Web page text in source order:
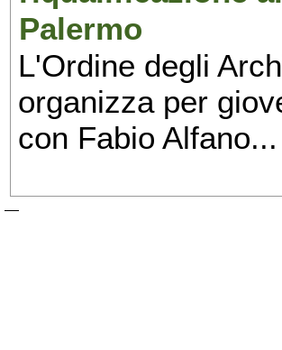
Palermo
L'Ordine degli
organizza per
con Fabio Alfano...